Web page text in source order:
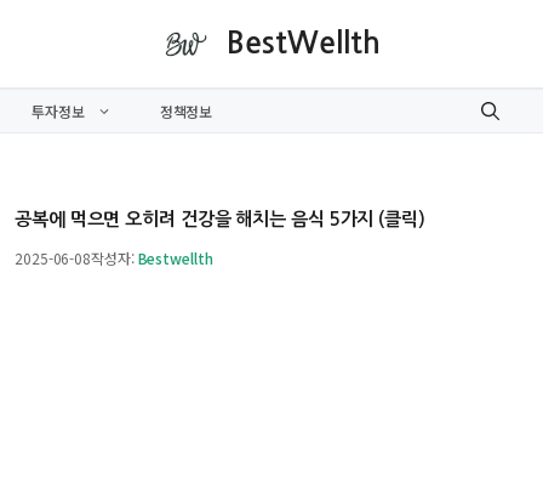
뛰
BestWellth
투자정보 정책정보
공복에 먹으면 오히려 건강을 해치는 음식 5가지 (클릭)
2025-06-08작성자:Bestwellth